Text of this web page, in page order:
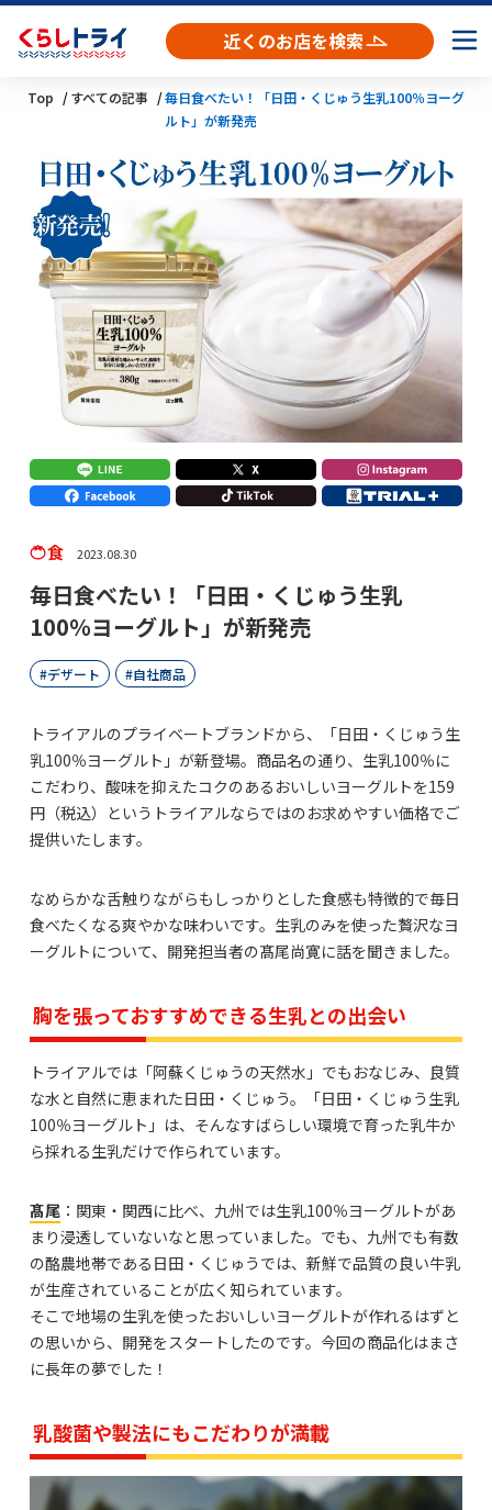
近くのお店を検索
Top すべての記事
毎日食べたい！「日田・くじゅう生乳100％ヨーグ
ルト」が新発売
食 2023.08.30
毎日食べたい！「日田・くじゅう生乳
100％ヨーグルト」が新発売
デザート 自社商品
トライアルのプライベートブランドから、「日田・くじゅう生
乳100％ヨーグルト」が新登場。商品名の通り、生乳100％に
こだわり、酸味を抑えたコクのあるおいしいヨーグルトを159
円（税込）というトライアルならではのお求めやすい価格でご
提供いたします。
なめらかな舌触りながらもしっかりとした食感も特徴的で毎日
食べたくなる爽やかな味わいです。生乳のみを使った贅沢なヨ
ーグルトについて、開発担当者の髙尾尚寛に話を聞きました。
胸を張っておすすめできる生乳との出会い
トライアルでは「阿蘇くじゅうの天然水」でもおなじみ、良質
な水と自然に恵まれた日田・くじゅう。「日田・くじゅう生乳
100％ヨーグルト」は、そんなすばらしい環境で育った乳牛か
ら採れる生乳だけで作られています。
髙尾 ：関東・関西に比べ、九州では生乳100％ヨーグルトがあ
まり浸透していないなと思っていました。でも、九州でも有数
の酪農地帯である日田・くじゅうでは、新鮮で品質の良い牛乳
が生産されていることが広く知られています。
そこで地場の生乳を使ったおいしいヨーグルトが作れるはずと
の思いから、開発をスタートしたのです。今回の商品化はまさ
に長年の夢でした！
乳酸菌や製法にもこだわりが満載